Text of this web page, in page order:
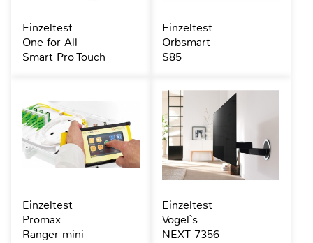
Einzeltest
One for All
Smart Pro Touch
Einzeltest
Orbsmart
S85
Einzeltest
Promax
Ranger mini
Einzeltest
Vogel`s
NEXT 7356